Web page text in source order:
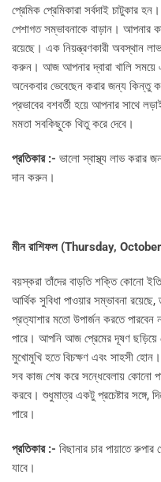
প্রেমিক প্রেমিকারা সর্বদাই চাটুকার
পেশাগত সম্ভাবনাকে বাড়ান। আপনার
রয়েছে। এক নিয়ন্ত্রণকারী অবস্থান
করুন। আজ আপনার দ্বারা খালি সময়ে
অনেকবার ভেবেছেন করার জন্য কিন্তু
প্রভাবের বশবর্তী হয়ে আপনার সাথে
মমতা সবকিছুকে থিতু করে দেবে।
প্রতিকার :- ভালো স্বাস্থ্য লাভ করার
দান করুন।
মীন রাশিফল (Thursday,
বয়স্করা তাঁদের বাড়তি শক্তি কোনো
আর্থিক সুবিধা পাওয়ার সম্ভাবনা
প্রত্যাশার মতো উপার্জন করতে
পারে। আপনি আজ প্রেমের দূষণ ছড়িয়ে
মুখোমুখি হতে বিচক্ষণ এবং সাহসী
সব কাজ শেষ করে সন্ধেবেলায় কোনো
করবে। শুধুমাত্র একটু প্রচেষ্টার সঙ্গে,
পারে।
প্রতিকার :- বিছানার চার পায়াতে
যাবে।